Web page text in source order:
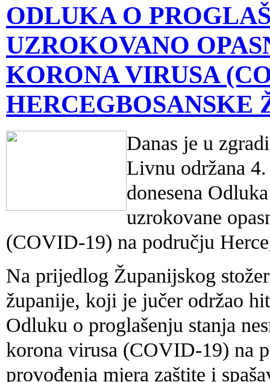
ODLUKA O
UZROKOVANO
KORONA VIRUSA
HERCEGBOSANSKE
Danas je u
Livnu održana
donesena
uzrokovane
(COVID-19) na području
Na prijedlog Županijskog
županije, koji je jučer održao
Odluku o proglašenju stanja
korona virusa (COVID-19) na
provođenja mjera zaštite i